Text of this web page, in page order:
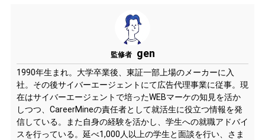
監修者 gen
1990年生まれ。大学卒業後、東証一部上場のメーカーに入
社。その後サイバーエージェントにて広告代理事業に従事。現
在はサイバーエージェントで培ったWEBマーケの知見を活か
しつつ、CareerMineの責任者として就活生に役立つ情報を発
信している。また自身の経験を活かし、学生への就職アドバイ
スを行っている。延べ1,000人以上の学生と面談を行い、さま